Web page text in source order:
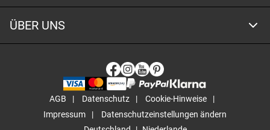
ÜBER UNS
AGB Datenschutz
Cookie-Hinweise
Impressum
Datenschutzeinstellungen ändern